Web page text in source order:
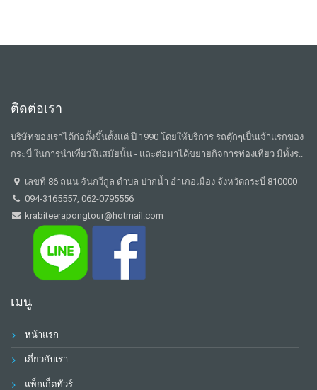
ติดต่อเรา
บริษัทของเราได้ก่อตั้งขึ้นตั้งแต่ ปี 1990 โดยให้บริการ รถตุ๊กๆเป็นเจ้าแรกของ
กระบี่ ในการนำเที่ยวในสมัยนั้น - และต่อมาได้ขยายกิจการท่องเที่ยว มีทั้งร..
เลขที่ 86 ถนน จันกวีกูล ตำบล ปากน้ำ อำเภอเมือง จังหวัดกระบี่ 810000
094-3165557, 062-0795556
krabiteerapongtour@hotmail.com
เมนู
หน้าแรก
เกี่ยวกับเรา
แพ็กเก็ตทัวร์